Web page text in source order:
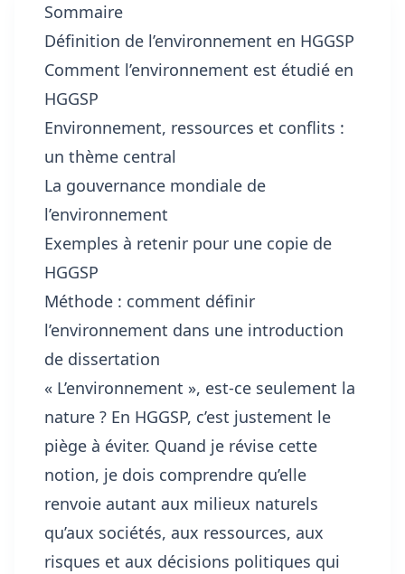
Sommaire
Définition de l’environnement en HGGSP
Comment l’environnement est étudié en
HGGSP
Environnement, ressources et conflits :
un thème central
La gouvernance mondiale de
l’environnement
Exemples à retenir pour une copie de
HGGSP
Méthode : comment définir
l’environnement dans une introduction
de dissertation
« L’environnement », est-ce seulement la
nature ? En HGGSP, c’est justement le
piège à éviter. Quand je révise cette
notion, je dois comprendre qu’elle
renvoie autant aux milieux naturels
qu’aux sociétés, aux ressources, aux
risques et aux décisions politiques qui